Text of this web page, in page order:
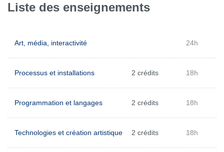
Liste des enseignements
Art, média, interactivité 24h
Processus et installations 2 crédits 18h
Programmation et langages 2 crédits 18h
Technologies et création artistique 2 crédits 18h